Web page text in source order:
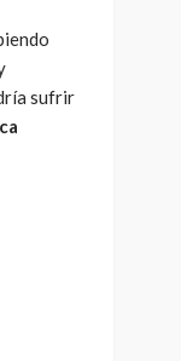
sufrir